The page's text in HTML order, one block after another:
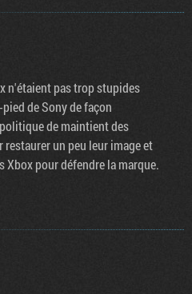
n'étaient pas trop stupides
de Sony de façon
de maintient des
un peu leur image et
Xbox pour défendre la marque.